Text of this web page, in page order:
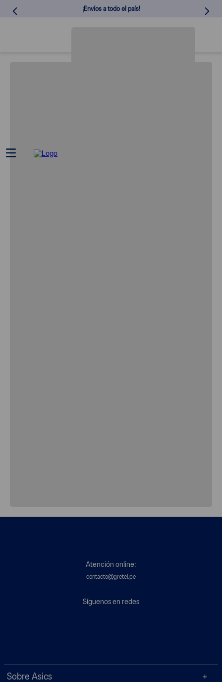
¡Envíos a todo el país!
Atención online:
contacto@gretel.pe
Síguenos en redes
Sobre Asics